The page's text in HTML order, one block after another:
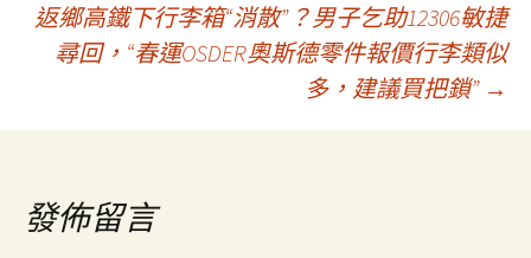
章
導
覽
返鄉高鐵下行李箱“消散”？男子乞助12306敏捷
尋回，“春運OSDER奧斯德零件報價行李類似
多，建議買把鎖” →
發佈留言